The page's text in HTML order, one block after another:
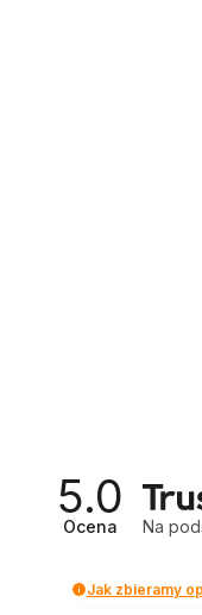
5.0
Ocena Na
Jak zbieramy